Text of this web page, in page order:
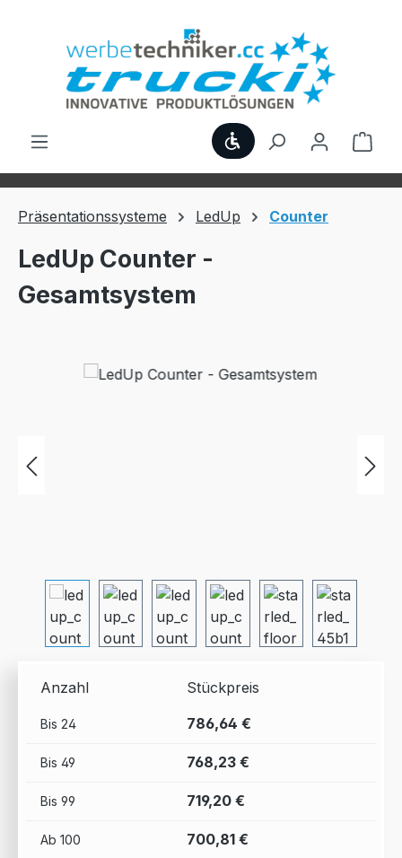
Werkzeugleiste
Präsentationssysteme LedUp Counter
LedUp Counter -
Gesamtsystem
Bildergalerie überspringen
Anzahl Stückpreis
Bis 24 786,64 €
Bis 49 768,23 €
Bis 99 719,20 €
Ab 100 700,81 €